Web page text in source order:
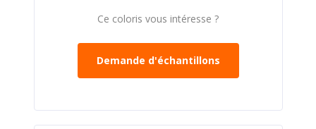
Ce coloris vous intéresse ?
Demande d'échantillons